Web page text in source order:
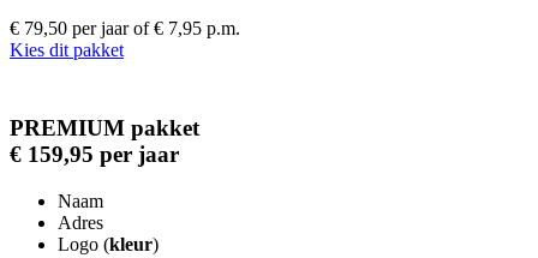
€ 79,50 per jaar of € 7,95 p.m.
Kies dit pakket
PREMIUM pakket
€ 159,95 per jaar
Naam
Adres
Logo (kleur)